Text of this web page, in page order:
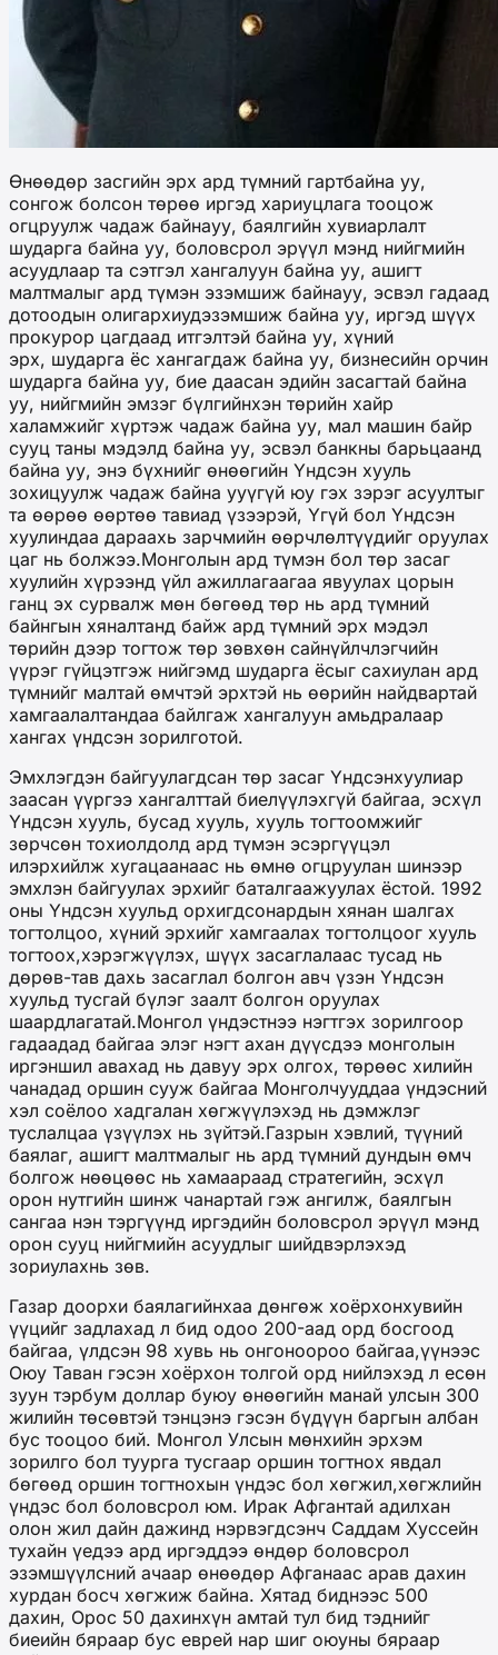
Өнөөдөр засгийн эрх ард түмний гартбайна уу,
сонгож болсон төрөө иргэд хариуцлага тооцож
огцруулж чадаж байнауу, баялгийн хувиарлалт
шударга байна уу, боловсрол эрүүл мэнд нийгмийн
асуудлаар та сэтгэл хангалуун байна уу, ашигт
малтмалыг ард түмэн эзэмшиж байнауу, эсвэл гадаад
дотоодын олигархиудэзэмшиж байна уу, иргэд шүүх
прокурор цагдаад итгэлтэй байна уу, хүний
эрх, шударга ёс хангагдаж байна уу, бизнесийн орчин
шударга байна уу, бие даасан эдийн засагтай байна
уу, нийгмийн эмзэг бүлгийнхэн төрийн хайр
халамжийг хүртэж чадаж байна уу, мал машин байр
сууц таны мэдэлд байна уу, эсвэл банкны барьцаанд
байна уу, энэ бүхнийг өнөөгийн Үндсэн хууль
зохицуулж чадаж байна ууүгүй юу гэх зэрэг асуултыг
та өөрөө өөртөө тавиад үзээрэй, Үгүй бол Үндсэн
хуулиндаа дараахь зарчмийн өөрчлөлтүүдийг оруулах
цаг нь болжээ.Монголын ард түмэн бол төр засаг
хуулийн хүрээнд үйл ажиллагаагаа явуулах цорын
ганц эх сурвалж мөн бөгөөд төр нь ард түмний
байнгын хяналтанд байж ард түмний эрх мэдэл
төрийн дээр тогтож төр зөвхөн сайнүйлчлэгчийн
үүрэг гүйцэтгэж нийгэмд шударга ёсыг сахиулан ард
түмнийг малтай өмчтэй эрхтэй нь өөрийн найдвартай
хамгаалалтандаа байлгаж хангалуун амьдралаар
хангах үндсэн зорилготой.
Эмхлэгдэн байгуулагдсан төр засаг Үндсэнхуулиар
заасан үүргээ хангалттай биелүүлэхгүй байгаа, эсхүл
Үндсэн хууль, бусад хууль, хууль тогтоомжийг
зөрчсөн тохиолдолд ард түмэн эсэргүүцэл
илэрхийлж хугацаанаас нь өмнө огцруулан шинээр
эмхлэн байгуулах эрхийг баталгаажуулах ёстой. 1992
оны Үндсэн хуульд орхигдсонардын хянан шалгах
тогтолцоо, хүний эрхийг хамгаалах тогтолцоог хууль
тогтоох,хэрэгжүүлэх, шүүх засаглалаас тусад нь
дөрөв-тав дахь засаглал болгон авч үзэн Үндсэн
хуульд тусгай бүлэг заалт болгон оруулах
шаардлагатай.Монгол үндэстнээ нэгтгэх зорилгоор
гадаадад байгаа элэг нэгт ахан дүүсдээ монголын
иргэншил авахад нь давуу эрх олгох, төрөөс хилийн
чанадад оршин сууж байгаа Монголчууддаа үндэсний
хэл соёлоо хадгалан хөгжүүлэхэд нь дэмжлэг
туслалцаа үзүүлэх нь зүйтэй.Газрын хэвлий, түүний
баялаг, ашигт малтмалыг нь ард түмний дундын өмч
болгож нөөцөөс нь хамаараад стратегийн, эсхүл
орон нутгийн шинж чанартай гэж ангилж, баялгын
сангаа нэн тэргүүнд иргэдийн боловсрол эрүүл мэнд
орон сууц нийгмийн асуудлыг шийдвэрлэхэд
зориулахнь зөв.
Газар доорхи баялагийнхаа дөнгөж хоёрхонхувийн
үүцийг задлахад л бид одоо 200-аад орд босгоод
байгаа, үлдсэн 98 хувь нь онгоноороо байгаа,үүнээс
Оюу Таван гэсэн хоёрхон толгой орд нийлэхэд л есөн
зуун тэрбум доллар буюу өнөөгийн манай улсын 300
жилийн төсөвтэй тэнцэнэ гэсэн бүдүүн баргын албан
бус тооцоо бий. Монгол Улсын мөнхийн эрхэм
зорилго бол туурга тусгаар оршин тогтнох явдал
бөгөөд оршин тогтнохын үндэс бол хөгжил,хөгжлийн
үндэс бол боловсрол юм. Ирак Афгантай адилхан
олон жил дайн дажинд нэрвэгдсэнч Саддам Хуссейн
тухайн үедээ ард иргэддээ өндөр боловсрол
эзэмшүүлсний ачаар өнөөдөр Афганаас арав дахин
хурдан босч хөгжиж байна. Хятад биднээс 500
дахин, Орос 50 дахинхүн амтай тул бид тэднийг
биеийн бяраар бус еврей нар шиг оюуны бяраар